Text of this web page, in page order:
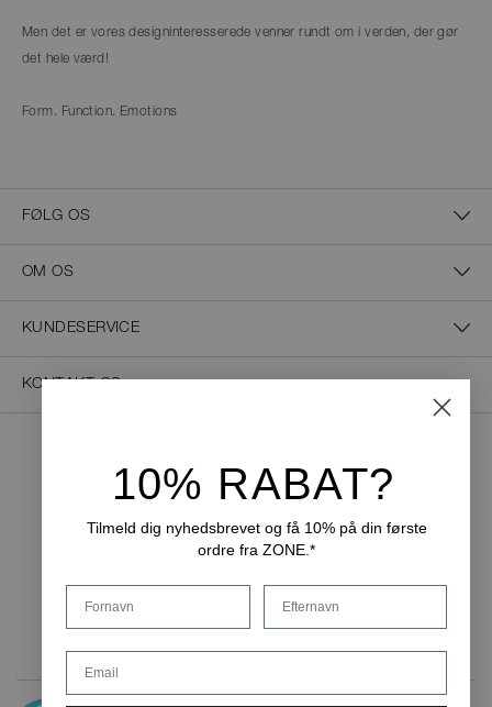
Men det er vores designinteresserede venner rundt om i verden, der gør
det hele værd!
Form. Function. Emotions
FØLG OS
OM OS
KUNDESERVICE
KONTAKT OS
NEM BETALING
LEVERINGSMULIGHEDER
10% RABAT?
Tilmeld dig nyhedsbrevet og få 10% på din første
ordre fra ZONE.*
Fornavn Efternavn
Email